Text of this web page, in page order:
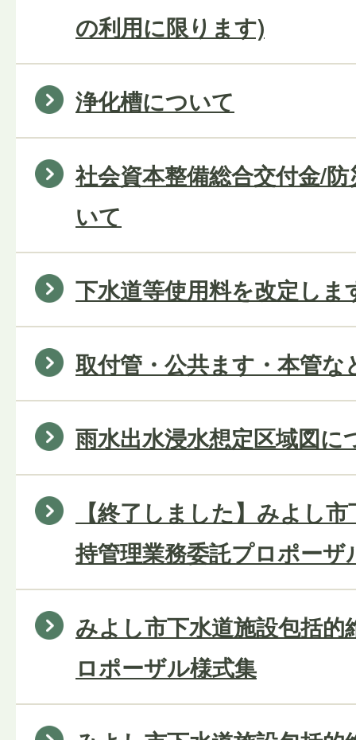
の利用に限ります)
浄化槽について
社会資本整備総合交付金/
いて
下水道等使用料を改定しま
取付管・公共ます・本管な
雨水出水浸水想定区域図に
【終了しました】みよし
持管理業務委託プロポーザ
みよし市下水道施設包括的
ロポーザル様式集